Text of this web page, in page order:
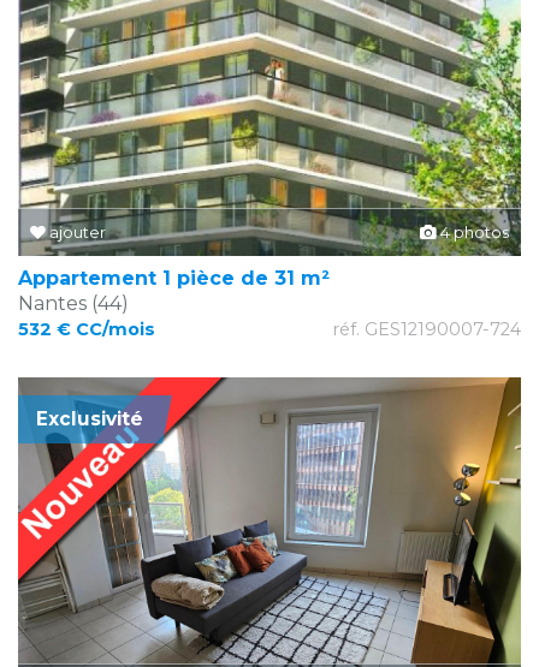
4 photos
ajouter
Appartement 1 pièce de 31 m²
Nantes (44)
532 € CC/mois réf. GES12190007-724
Exclusivité